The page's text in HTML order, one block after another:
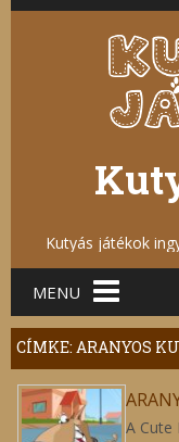
Kutyás játékok
Main
MENU
CÍMKE: ARANYOS
A Cute